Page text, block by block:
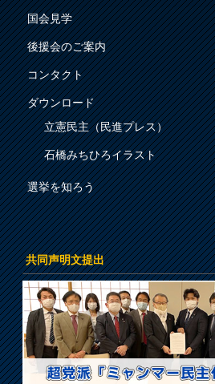
国会見学
後援会のご案内
コンタクト
ダウンロード
立憲民主（民進プレス）
石橋みちひろイラスト
選挙を知ろう
共同声明文提出